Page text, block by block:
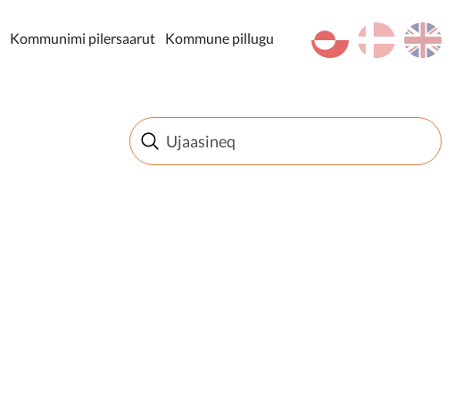
en
da
kl-GL
Kommunimi pilersaarut Kommune pillugu